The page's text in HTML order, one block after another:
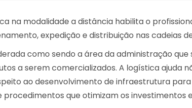
na modalidade a distância habilita o
expedição e distribuição nas cadeias
como sendo a área da administração
a serem comercializados. A logística ajuda
ao desenvolvimento de infraestrutura
procedimentos que otimizam os investimentos